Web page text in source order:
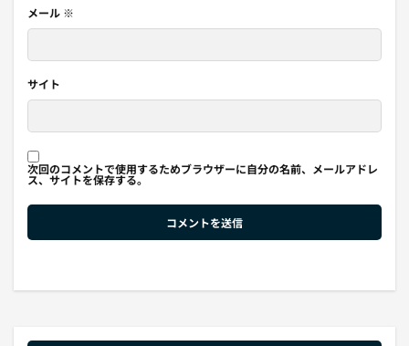
メール ※
サイト
次回のコメントで使用するためブラウザーに自分の名前、メールアドレ
ス、サイトを保存する。